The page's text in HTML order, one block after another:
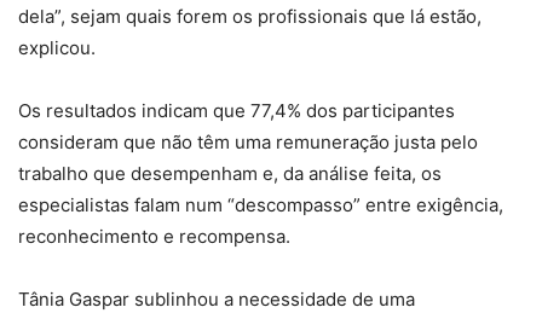
dela”, sejam quais forem os profissionais que lá estão,
explicou.
Os resultados indicam que 77,4% dos participantes
consideram que não têm uma remuneração justa pelo
trabalho que desempenham e, da análise feita, os
especialistas falam num “descompasso” entre exigência,
reconhecimento e recompensa.
Tânia Gaspar sublinhou a necessidade de uma